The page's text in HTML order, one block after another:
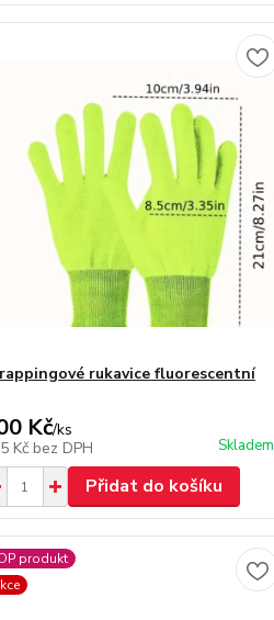
rukavice fluorescentní
Kč/ks
Kč bez DPH Skladem
Přidat do košíku
produkt